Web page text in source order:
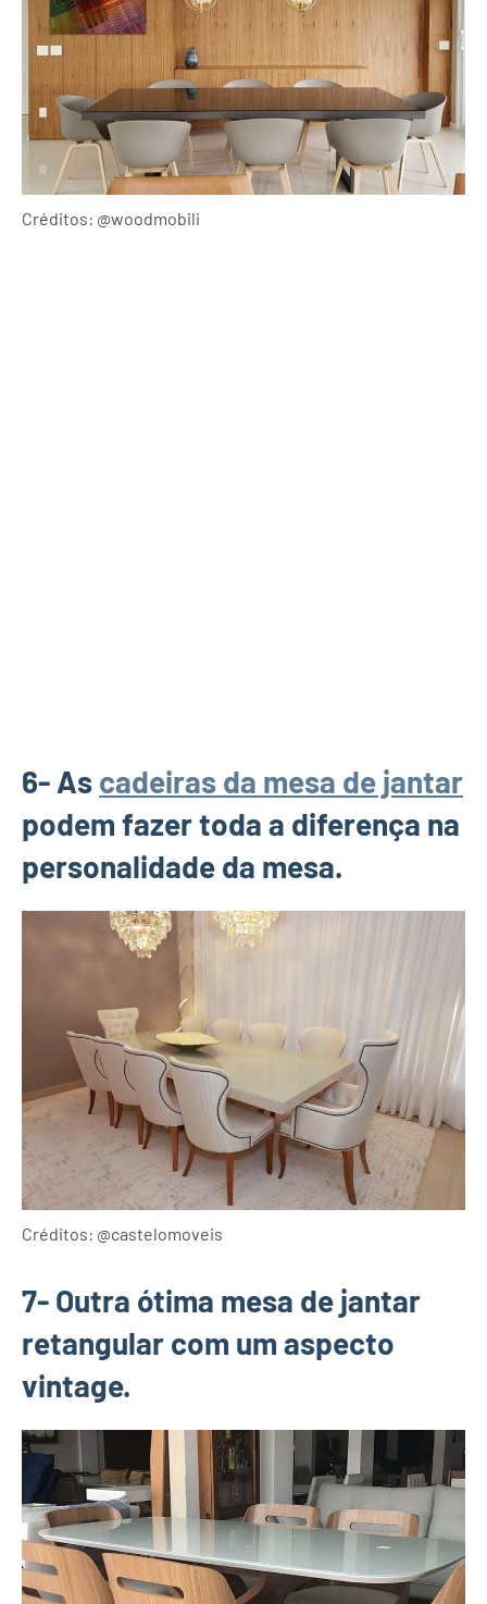
Créditos: @woodmobili
6- As cadeiras da mesa de jantar
podem fazer toda a diferença na
personalidade da mesa.
Créditos: @castelomoveis
7- Outra ótima mesa de jantar
retangular com um aspecto
vintage.